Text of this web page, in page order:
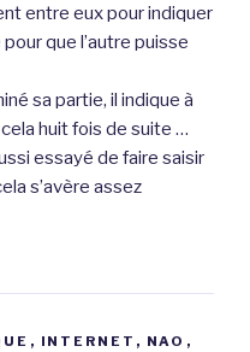
entre eux pour indiquer
que l’autre puisse
sa partie, il indique à
cela huit fois de suite …
essayé de faire saisir
s’avère assez
, INTERNET , NAO ,